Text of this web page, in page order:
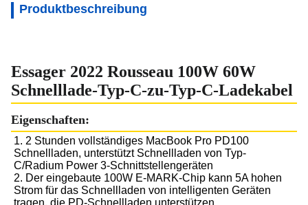
Produktbeschreibung
Essager 2022 Rousseau 100W 60W
Schnelllade-Typ-C-zu-Typ-C-Ladekabel
Eigenschaften:
1. 2 Stunden vollständiges MacBook Pro PD100
Schnellladen, unterstützt Schnellladen von Typ-
C/Radium Power 3-Schnittstellengeräten
2. Der eingebaute 100W E-MARK-Chip kann 5A hohen
Strom für das Schnellladen von intelligenten Geräten
tragen, die PD-Schnellladen unterstützen